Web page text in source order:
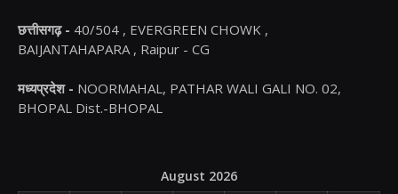
छत्तीसगढ़ - 40/504 , EVERGREEN CHOWK ,
BAIJANTAHAPARA , Raipur - CG
मध्यप्रदेश - NOORMAHAL, PATHAR WALI GALI NO. 02,
BHOPAL Dist.-BHOPAL
August 2026